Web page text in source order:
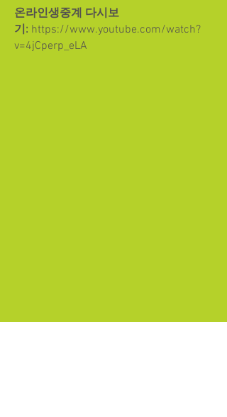
온라인생중계 다시보
기: https://www.youtube.com/watch?
v=4jCperp_eLA